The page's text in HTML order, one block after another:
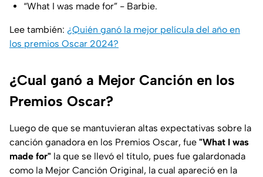
“What I was made for” - Barbie.
Lee también: ¿Quién ganó la mejor película del año en
los premios Oscar 2024?
¿Cual ganó a Mejor Canción en los
Premios Oscar?
Luego de que se mantuvieran altas expectativas sobre la
canción ganadora en los Premios Oscar, fue "What I was
made for" la que se llevó el título, pues fue galardonada
como la Mejor Canción Original, la cual apareció en la